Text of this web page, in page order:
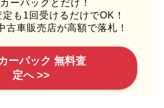
ーパックとだけ！
も1回受けるだけでOK！
古車販売店が高額で落札！
ーパック 無料査
定へ >>